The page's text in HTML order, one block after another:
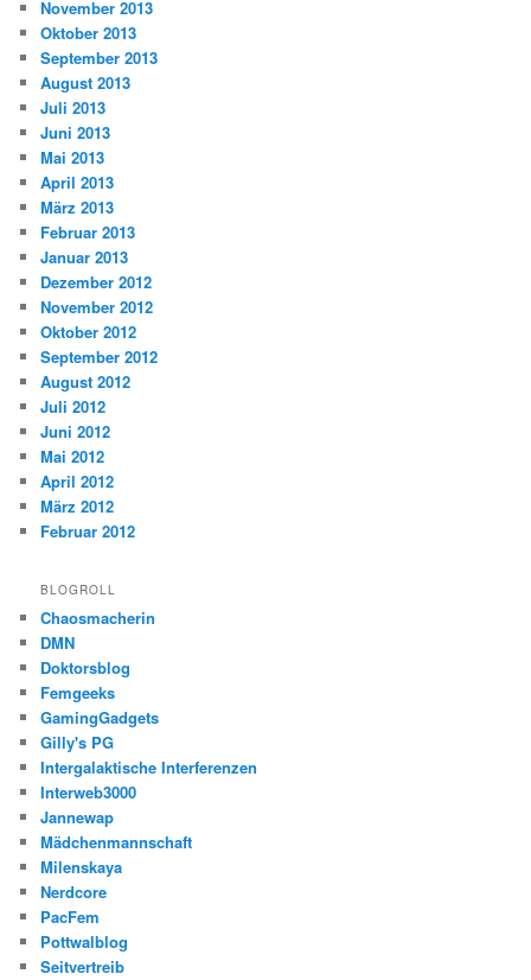
November 2013
Oktober 2013
September 2013
August 2013
Juli 2013
Juni 2013
Mai 2013
April 2013
März 2013
Februar 2013
Januar 2013
Dezember 2012
November 2012
Oktober 2012
September 2012
August 2012
Juli 2012
Juni 2012
Mai 2012
April 2012
März 2012
Februar 2012
BLOGROLL
Chaosmacherin
DMN
Doktorsblog
Femgeeks
GamingGadgets
Gilly's PG
Intergalaktische Interferenzen
Interweb3000
Jannewap
Mädchenmannschaft
Milenskaya
Nerdcore
PacFem
Pottwalblog
Seitvertreib